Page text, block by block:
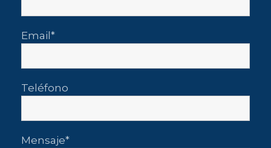
Email
Teléfono
Mensaje